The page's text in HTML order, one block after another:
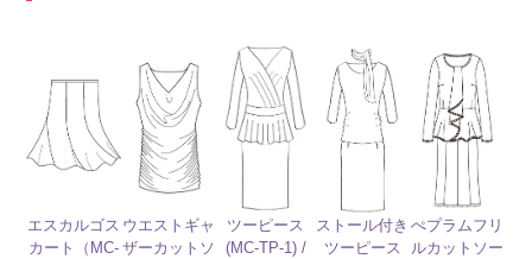
エスカルゴス
カート（MC-
ウエストギャ
ザーカットソ
ツーピース
(MC-TP-1) /
ストール付き
ツーピース
ぺプラムフリ
ルカットソー